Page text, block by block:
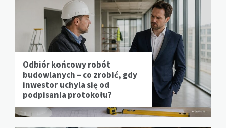
Odbiór końcowy robót
budowlanych – co zrobić, gdy
inwestor uchyla się od
podpisania protokołu?